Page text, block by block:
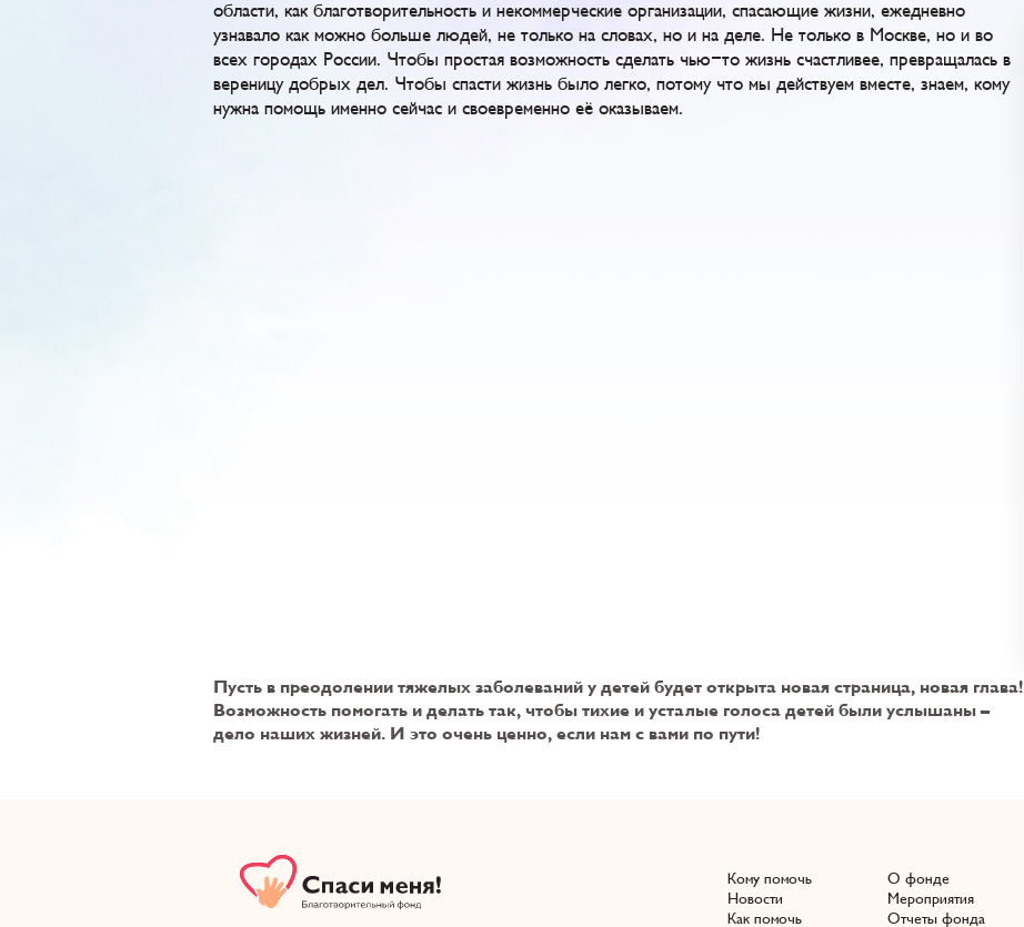
области, как благотворительность и некоммерческие организации, спасающие жизни, ежедневно
узнавало как можно больше людей, не только на словах, но и на деле. Не только в Москве, но и во
всех городах России. Чтобы простая возможность сделать чью-то жизнь счастливее, превращалась в
вереницу добрых дел. Чтобы спасти жизнь было легко, потому что мы действуем вместе, знаем, кому
нужна помощь именно сейчас и своевременно её оказываем.
Пусть в преодолении тяжелых заболеваний у детей будет открыта новая страница, новая глава!
Возможность помогать и делать так, чтобы тихие и усталые голоса детей были услышаны –
дело наших жизней. И это очень ценно, если нам с вами по пути!
Кому помочь
Новости
Как помочь
О фонде
Мероприятия
Отчеты фонда